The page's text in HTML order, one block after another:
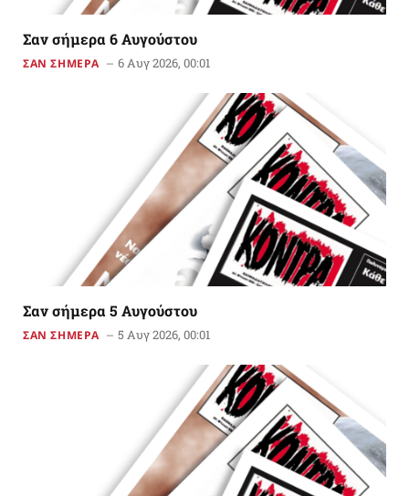
Σαν σήμερα 6 Αυγούστου
ΣΑΝ ΣΗΜΕΡΑ 6 Αυγ 2026, 00:01
Σαν σήμερα 5 Αυγούστου
ΣΑΝ ΣΗΜΕΡΑ 5 Αυγ 2026, 00:01